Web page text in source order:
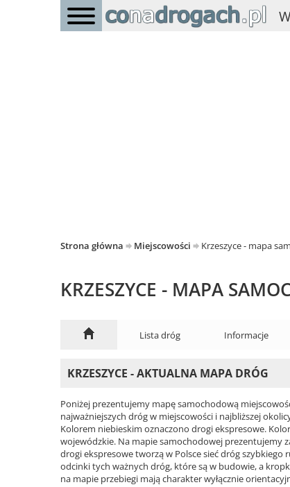
Strona główna Miejscowości Krzeszyce - mapa
KRZESZYCE - MAPA
Lista dróg Informacje
KRZESZYCE - AKTUALNA MAPA DRÓG
Poniżej prezentujemy mapę samochodową
najważniejszych dróg w miejscowości i najbliższej
Kolorem niebieskim oznaczono drogi ekspresowe.
wojewódzkie. Na mapie samochodowej prezentujemy
drogi ekspresowe tworzą w Polsce sieć dróg
odcinki tych ważnych dróg, które są w budowie, a
na mapie przebiegi mają charakter wyłącznie